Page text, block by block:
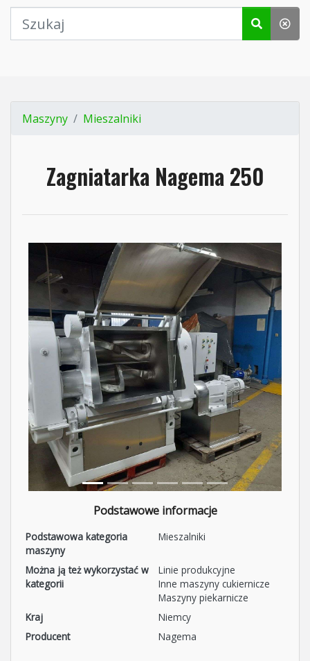
Maszyny Mieszalniki
Zagniatarka Nagema 250
Podstawowe informacje
Podstawowa kategoria
maszyny
Mieszalniki
Można ją też wykorzystać w
kategorii
Linie produkcyjne
Inne maszyny cukiernicze
Maszyny piekarnicze
Kraj
Niemcy
Producent
Nagema